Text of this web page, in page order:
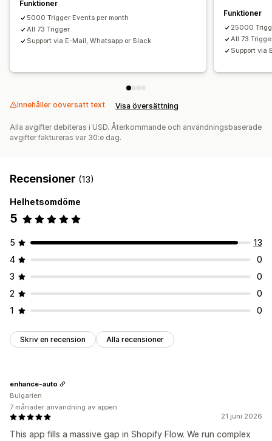
Funktioner
5000 Trigger Events per month
All 73 Trigger
Support via E-Mail, Whatsapp or Slack
Funktioner
25000
All 73
Support via
Innehåller oöversatt text Visa översättning
Alla avgifter debiteras i USD. Återkommande och användningsbaserade
avgifter faktureras var 30:e dag.
Recensioner (13)
Helhetsomdöme
5
5
13
4
0
3
0
2
0
1
0
Skriv en recension Alla recensioner
21 juni 2026
This app fills a massive gap in Shopify Flow. We run complex
enhance-auto
Bulgarien
7 månader användning av appen